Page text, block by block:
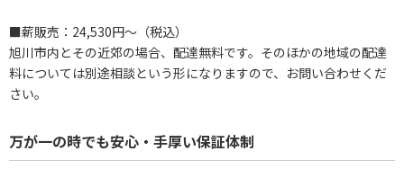
■薪販売：24,530円～（税込）
旭川市内とその近郊の場合、配達無料です。そのほかの地域の配達
料については別途相談という形になりますので、お問い合わせくだ
さい。
万が一の時でも安心・手厚い保証体制